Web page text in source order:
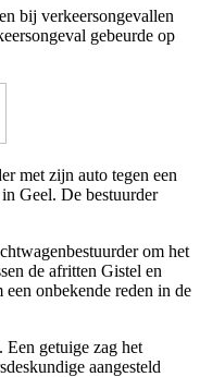
bij verkeersongevallen
gebeurde op
met zijn auto tegen een
Geel. De bestuurder
om het
de afritten Gistel en
onbekende reden in de
Een getuige zag het
aangesteld